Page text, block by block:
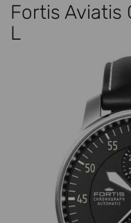
Fortis Aviatis
L